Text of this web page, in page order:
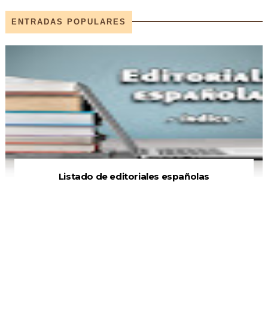
ENTRADAS POPULARES
Listado de editoriales españolas